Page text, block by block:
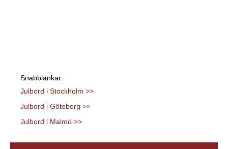
Snabblänkar:
Julbord i Stockholm >>
Julbord i Göteborg >>
Julbord i Malmö >>